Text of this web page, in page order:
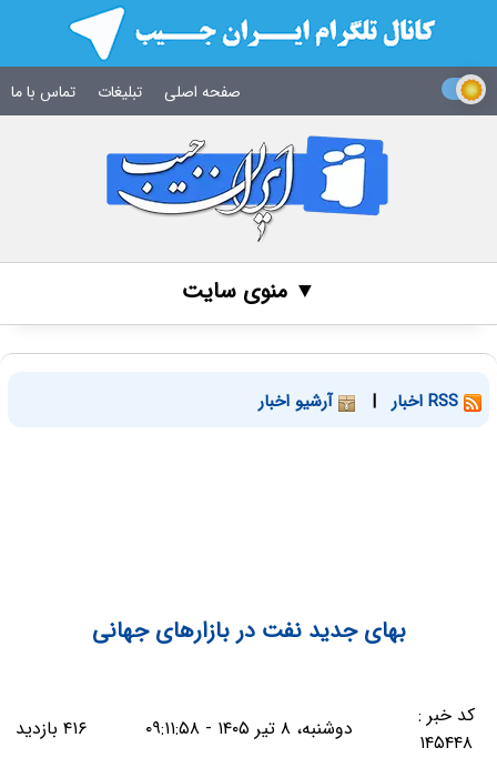
صفحه اصلی تبلیغات تماس با ما
▼ منوی سایت
| آرشیو اخبار
بهای جدید نفت در بازارهای جهانی
کد خبر :
۱۴۵۴۴۸
دوشنبه، ۸ تیر ۱۴۰۵ - ۰۹:۱۱:۵۸ ۴۱۶ بازدید